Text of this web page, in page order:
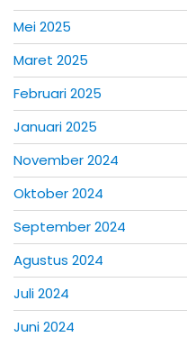
Mei 2025
Maret 2025
Februari 2025
Januari 2025
November 2024
Oktober 2024
September 2024
Agustus 2024
Juli 2024
Juni 2024